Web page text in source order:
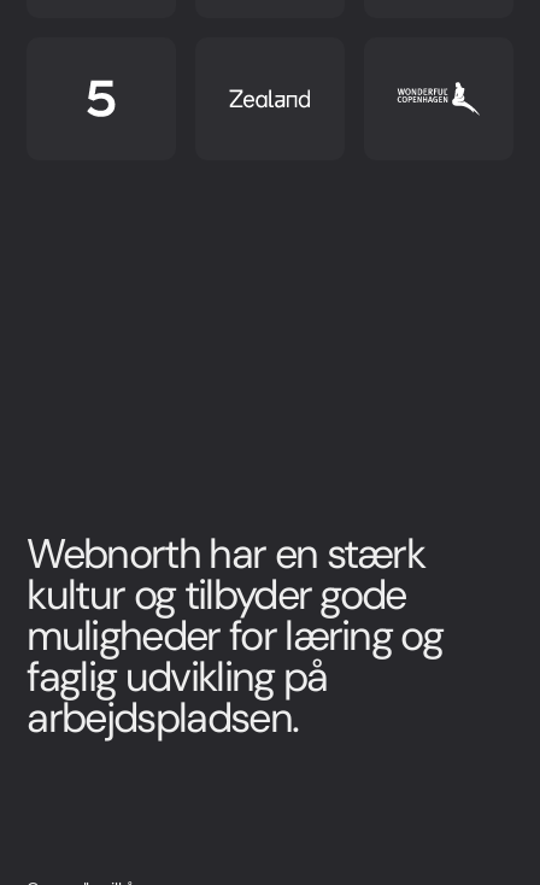
Webnorth har en stærk
kultur og tilbyder gode
muligheder for læring og
faglig udvikling på
arbejdspladsen.